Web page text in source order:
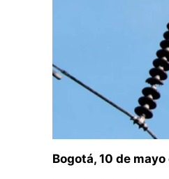
Bogotá, 10 de